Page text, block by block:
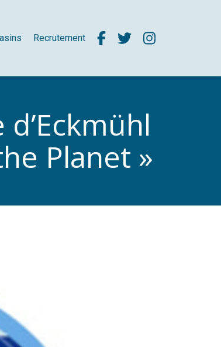
Recrutement
Planet »